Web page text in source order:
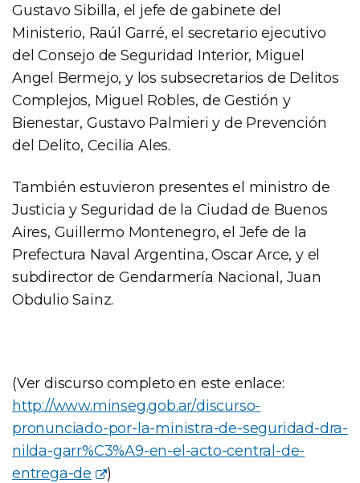
Gustavo Sibilla, el jefe de gabinete del
Ministerio, Raúl Garré, el secretario ejecutivo
del Consejo de Seguridad Interior, Miguel
Angel Bermejo, y los subsecretarios de Delitos
Complejos, Miguel Robles, de Gestión y
Bienestar, Gustavo Palmieri y de Prevención
del Delito, Cecilia Ales.
También estuvieron presentes el ministro de
Justicia y Seguridad de la Ciudad de Buenos
Aires, Guillermo Montenegro, el Jefe de la
Prefectura Naval Argentina, Oscar Arce, y el
subdirector de Gendarmería Nacional, Juan
Obdulio Sainz.
(Ver discurso completo en este enlace:
http://www.minseg.gob.ar/discurso-
pronunciado-por-la-ministra-de-seguridad-dra-
nilda-garr%C3%A9-en-el-acto-central-de-
entrega-de
)